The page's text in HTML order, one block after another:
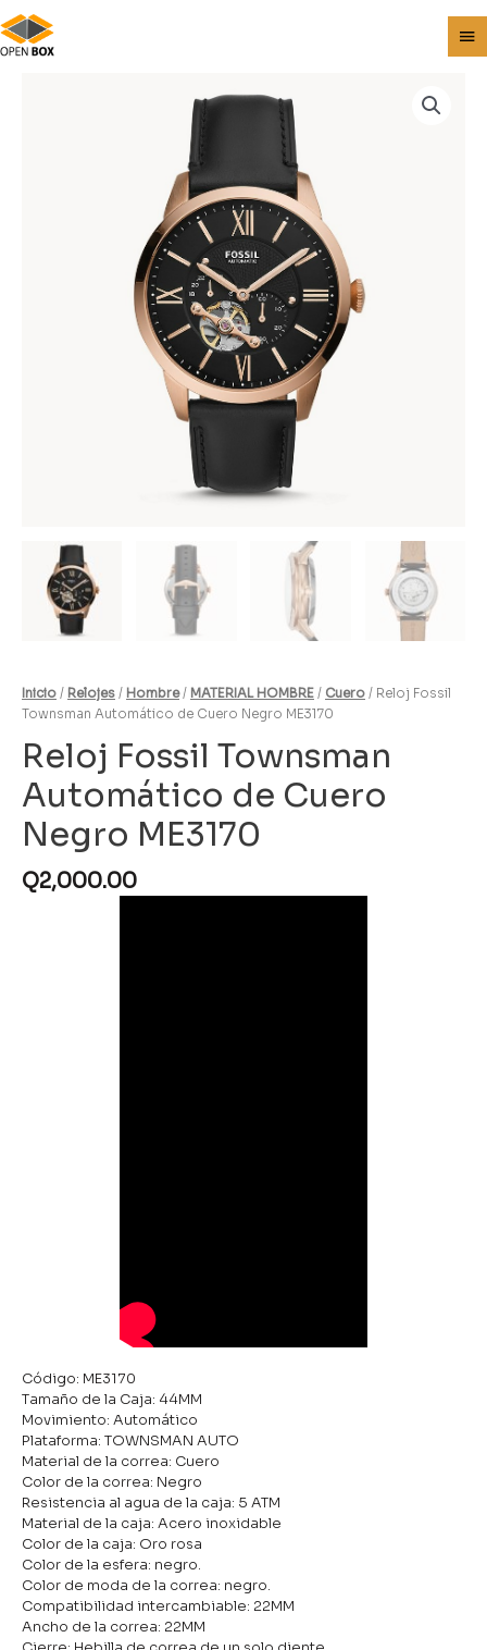
Inicio / Relojes / Hombre/ MATERIAL HOMBRE / Cuero / Reloj Fossil
Townsman Automático de Cuero Negro ME3170
Reloj Fossil Townsman
Automático de Cuero
Negro ME3170
Q2,000.00
Código: ME3170
Tamaño de la Caja: 44MM
Movimiento: Automático
Plataforma: TOWNSMAN AUTO
Material de la correa: Cuero
Color de la correa: Negro
Resistencia al agua de la caja: 5 ATM
Material de la caja: Acero inoxidable
Color de la caja: Oro rosa
Color de la esfera: negro.
Color de moda de la correa: negro.
Compatibilidad intercambiable: 22MM
Ancho de la correa: 22MM